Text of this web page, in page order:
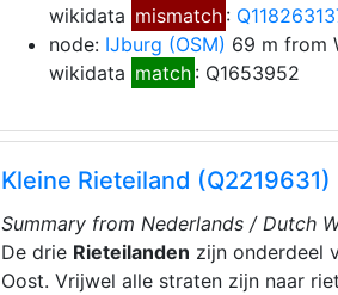
wikidata mismatch :
node: IJburg (OSM) 69 m from
wikidata match : Q1653952
Kleine Rieteiland (Q2219631)
Summary from Nederlands / Dutch
De drie Rieteilanden zijn onderdeel
Oost. Vrijwel alle straten zijn naar